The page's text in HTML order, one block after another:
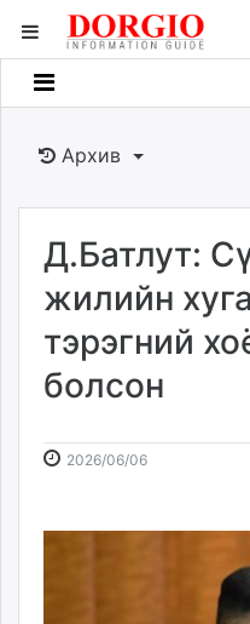
Мэдээллийн
Банк санхүү
Бизнес ААН
Төрийн
Нийслэлийн
dorgio.mn
Gogo.mn
news.mn
zindaa.mn
tovch.mn
Архив
Д.Батлут:
жилийн
тэрэгний
болсон
2026/06/062026-
2026-